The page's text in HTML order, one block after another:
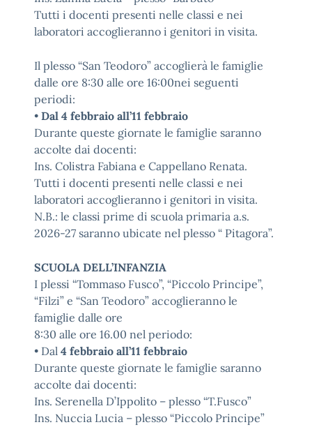
Tutti i docenti presenti nelle classi e nei
laboratori accoglieranno i genitori in visita.
Il plesso “San Teodoro” accoglierà le famiglie
dalle ore 8:30 alle ore 16:00nei seguenti
periodi:
• Dal 4 febbraio all’11 febbraio
Durante queste giornate le famiglie saranno
accolte dai docenti:
Ins. Colistra Fabiana e Cappellano Renata.
Tutti i docenti presenti nelle classi e nei
laboratori accoglieranno i genitori in visita.
N.B.: le classi prime di scuola primaria a.s.
2026-27 saranno ubicate nel plesso “ Pitagora”.
SCUOLA DELL’INFANZIA
I plessi “Tommaso Fusco”, “Piccolo Principe”,
“Filzi” e “San Teodoro” accoglieranno le
famiglie dalle ore
8:30 alle ore 16.00 nel periodo:
• Dal 4 febbraio all’11 febbraio
Durante queste giornate le famiglie saranno
accolte dai docenti:
Ins. Serenella D’Ippolito – plesso “T.Fusco”
Ins. Nuccia Lucia – plesso “Piccolo Principe”